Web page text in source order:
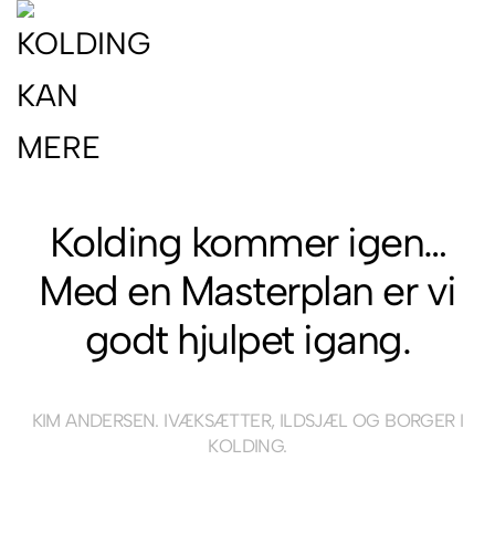
Kolding kommer igen…
Med en Masterplan er vi
godt hjulpet igang.
KIM ANDERSEN. IVÆKSÆTTER, ILDSJÆL OG BORGER I
KOLDING.